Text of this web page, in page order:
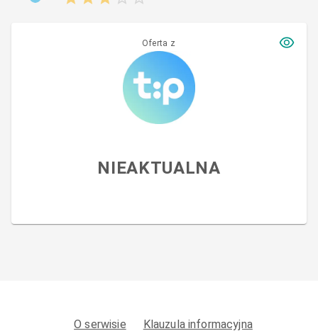
Oferta z
NIEAKTUALNA
O serwisie Klauzula informacyjna